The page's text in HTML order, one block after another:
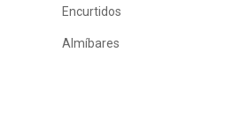
Encurtidos
Almíbares